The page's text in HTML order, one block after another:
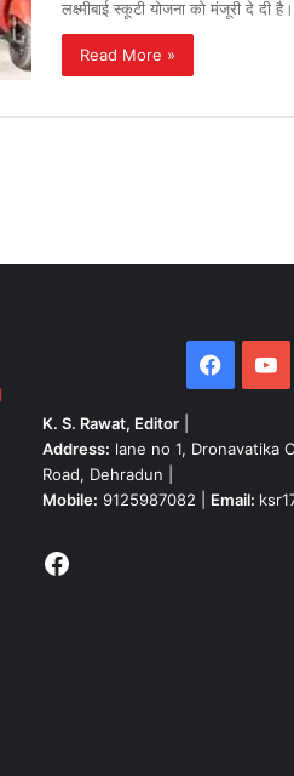
लक्ष्मीबाई स्कूटी योजना को मंजूरी दे दी
Read More »
K. S. Rawat, Editor|
Address: lane no 1, Dronavatika
Road, Dehradun |
Mobile: 9125987082 | Email:
Facebook